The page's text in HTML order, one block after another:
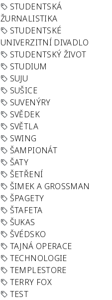
STUDENTSKÁ
ŽURNALISTIKA
STUDENTSKÉ
UNIVERZITNÍ DIVADLO
STUDENTSKÝ ŽIVOT
STUDIUM
SUJU
SUŠICE
SUVENÝRY
SVĚDEK
SVĚTLA
SWING
ŠAMPIONÁT
ŠATY
ŠETŘENÍ
ŠIMEK A GROSSMAN
ŠPAGETY
ŠTAFETA
ŠUKAS
ŠVÉDSKO
TAJNÁ OPERACE
TECHNOLOGIE
TEMPLESTORE
TERRY FOX
TEST